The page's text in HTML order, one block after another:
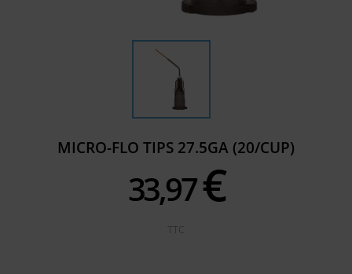
MICRO-FLO TIPS 27.5GA (20/CUP)
33,97€
TTC